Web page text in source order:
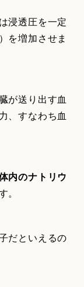
浸透圧を一定
を増加させま
が送り出す血
、すなわち血
内のナトリウ
。
だといえるの